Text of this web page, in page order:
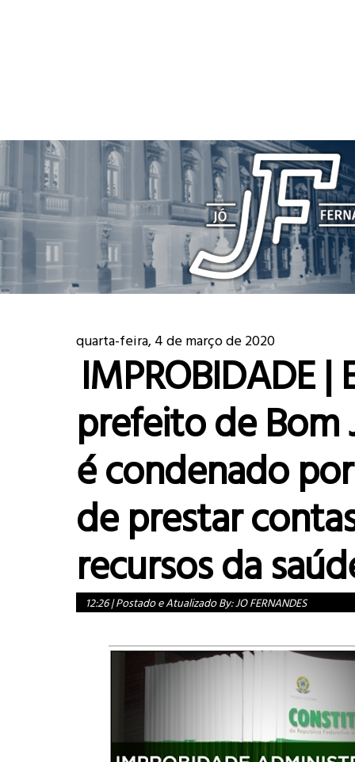
quarta-feira, 4 de março de 2020
IMPROBIDADE |
prefeito de Bom
é condenado
de prestar
recursos da
12:26|Postado e Atualizado By:JO FERNANDES